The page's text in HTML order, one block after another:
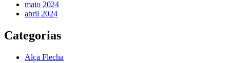
maio 2024
abril 2024
Categorias
Alça Flecha